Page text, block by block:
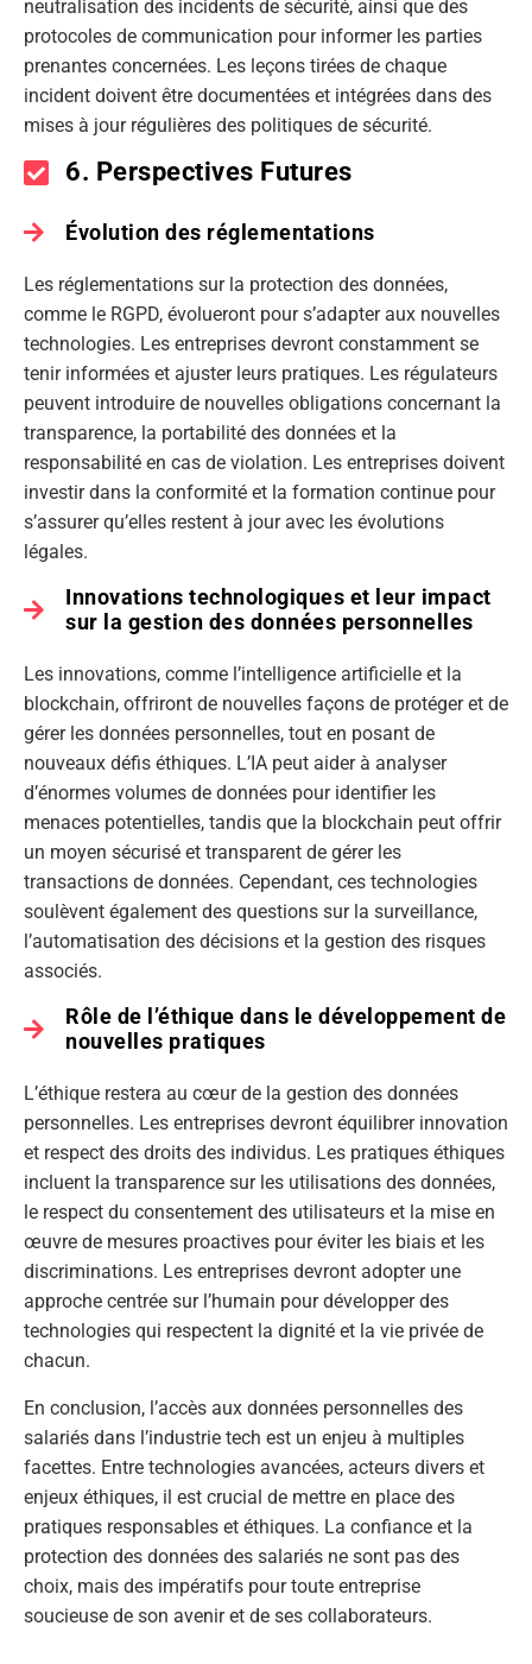
neutralisation des incidents de sécurité, ainsi que des
protocoles de communication pour informer les parties
prenantes concernées. Les leçons tirées de chaque
incident doivent être documentées et intégrées dans des
mises à jour régulières des politiques de sécurité.
6. Perspectives Futures
Évolution des réglementations
Les réglementations sur la protection des données,
comme le RGPD, évolueront pour s’adapter aux nouvelles
technologies. Les entreprises devront constamment se
tenir informées et ajuster leurs pratiques. Les régulateurs
peuvent introduire de nouvelles obligations concernant la
transparence, la portabilité des données et la
responsabilité en cas de violation. Les entreprises doivent
investir dans la conformité et la formation continue pour
s’assurer qu’elles restent à jour avec les évolutions
légales.
Innovations technologiques et leur impact
sur la gestion des données personnelles
Les innovations, comme l’intelligence artificielle et la
blockchain, offriront de nouvelles façons de protéger et de
gérer les données personnelles, tout en posant de
nouveaux défis éthiques. L’IA peut aider à analyser
d’énormes volumes de données pour identifier les
menaces potentielles, tandis que la blockchain peut offrir
un moyen sécurisé et transparent de gérer les
transactions de données. Cependant, ces technologies
soulèvent également des questions sur la surveillance,
l’automatisation des décisions et la gestion des risques
associés.
Rôle de l’éthique dans le développement de
nouvelles pratiques
L’éthique restera au cœur de la gestion des données
personnelles. Les entreprises devront équilibrer innovation
et respect des droits des individus. Les pratiques éthiques
incluent la transparence sur les utilisations des données,
le respect du consentement des utilisateurs et la mise en
œuvre de mesures proactives pour éviter les biais et les
discriminations. Les entreprises devront adopter une
approche centrée sur l’humain pour développer des
technologies qui respectent la dignité et la vie privée de
chacun.
En conclusion, l’accès aux données personnelles des
salariés dans l’industrie tech est un enjeu à multiples
facettes. Entre technologies avancées, acteurs divers et
enjeux éthiques, il est crucial de mettre en place des
pratiques responsables et éthiques. La confiance et la
protection des données des salariés ne sont pas des
choix, mais des impératifs pour toute entreprise
soucieuse de son avenir et de ses collaborateurs.